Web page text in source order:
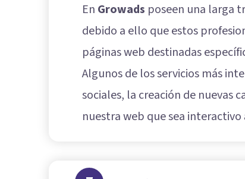
En Growads poseen una larga
debido a ello que estos
páginas web destinadas
Algunos de los servicios más
sociales, la creación de nuevas
nuestra web que sea